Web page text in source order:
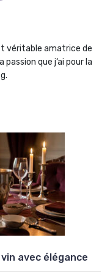
véritable amatrice de
que j‘ai pour la
avec élégance